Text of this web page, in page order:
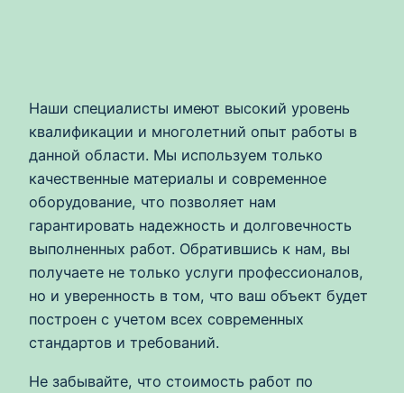
Наши специалисты имеют высокий уровень
квалификации и многолетний опыт работы в
данной области. Мы используем только
качественные материалы и современное
оборудование, что позволяет нам
гарантировать надежность и долговечность
выполненных работ. Обратившись к нам, вы
получаете не только услуги профессионалов,
но и уверенность в том, что ваш объект будет
построен с учетом всех современных
стандартов и требований.
Не забывайте, что стоимость работ по